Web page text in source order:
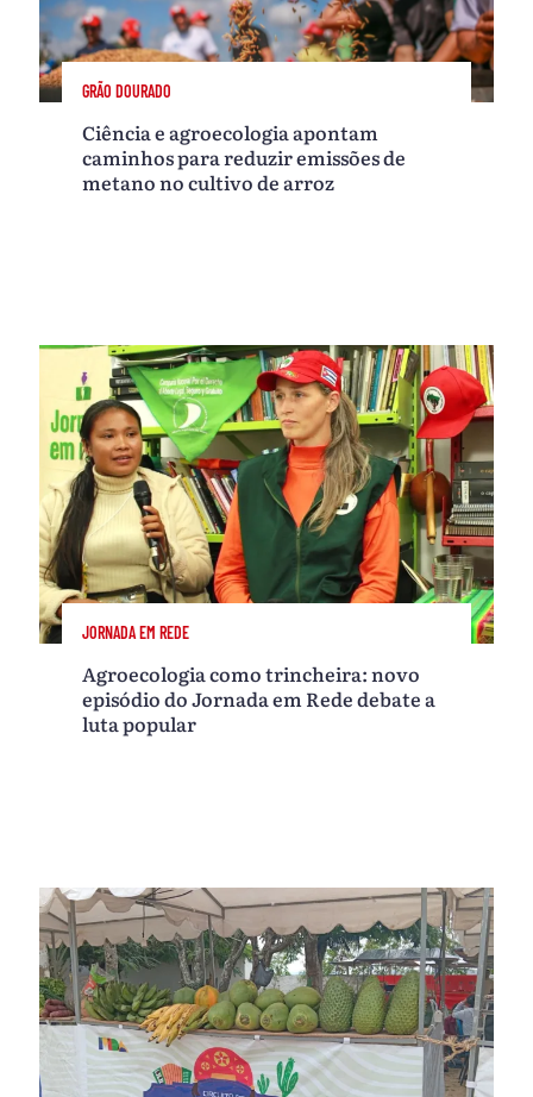
GRÃO DOURADO
Ciência e agroecologia apontam
caminhos para reduzir emissões de
metano no cultivo de arroz
JORNADA EM REDE
Agroecologia como trincheira: novo
episódio do Jornada em Rede debate a
luta popular